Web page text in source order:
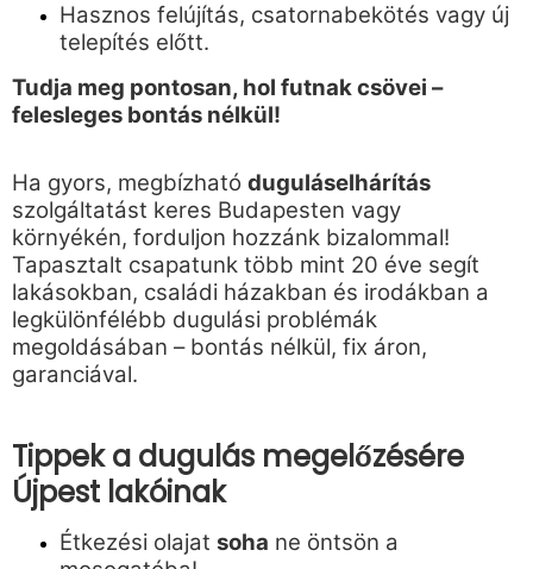
Hasznos felújítás, csatornabekötés vagy új
telepítés előtt.
Tudja meg pontosan, hol futnak csövei –
felesleges bontás nélkül!
Ha gyors, megbízható duguláselhárítás
szolgáltatást keres Budapesten vagy
környékén, forduljon hozzánk bizalommal!
Tapasztalt csapatunk több mint 20 éve segít
lakásokban, családi házakban és irodákban a
legkülönfélébb dugulási problémák
megoldásában – bontás nélkül, fix áron,
garanciával.
Tippek a dugulás megelőzésére
Újpest lakóinak
Étkezési olajat soha ne öntsön a